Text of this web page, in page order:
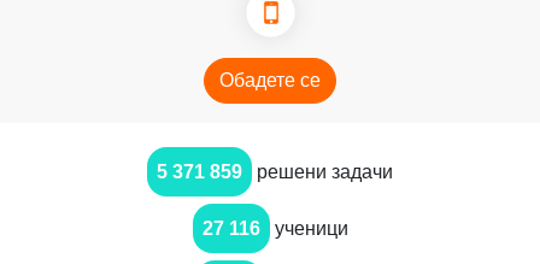
Обадете се
5 371 859 решени задачи
27 116 ученици